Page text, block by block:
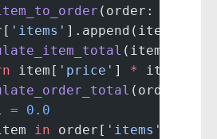
(order: Dict,
'items' ].append(item)
(item:
item[ 'price' ] * item[
(order:
= 0.0
in order[ 'items'